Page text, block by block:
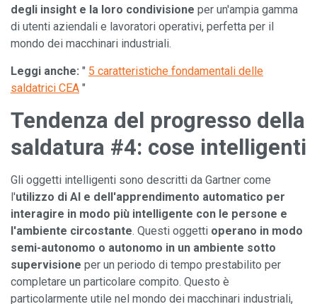
degli insight e la loro condivisione per un'ampia gamma
di utenti aziendali e lavoratori operativi, perfetta per il
mondo dei macchinari industriali.
Leggi anche: " 5 caratteristiche fondamentali delle
saldatrici CEA "
Tendenza del progresso della
saldatura #4: cose intelligenti
Gli oggetti intelligenti sono descritti da Gartner come
l'utilizzo di Al e dell'apprendimento automatico per
interagire in modo più intelligente con le persone e
l'ambiente circostante. Questi oggetti operano in modo
semi-autonomo o autonomo in un ambiente sotto
supervisione per un periodo di tempo prestabilito per
completare un particolare compito. Questo è
particolarmente utile nel mondo dei macchinari industriali,